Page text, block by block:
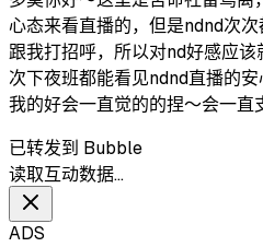
心态来看直播的，但是ndnd次
跟我打招呼，所以对nd好感应
次下夜班都能看见ndnd直播的
我的好会一直觉的的捏～会一直
已转发到 Bubble
读取互动数据…
ADS